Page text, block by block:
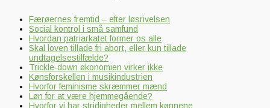
Færøernes fremtid – efter løsrivelsen
Social kontrol i små samfund
Hvordan patriarkatet former os alle
Skal loven tillade fri abort, eller kun tillade
undtagelsestilfælde?
Trickle-down økonomien virker ikke
Kønsforskellen i musikindustrien
Hvorfor feminisme skræmmer mænd
Løn for at være hjemmegående?
Hvorfor vi har stridigheder mellem kønnene